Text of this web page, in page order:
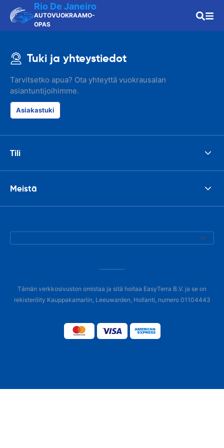
Rio De Janeiro
AUTOVUOKRAAMO-
OPAS
Tuki ja yhteystiedot
Tarvitsetko apua? Ota yhteyttä vuokrausalan
asiantuntijoihimme.
Asiakastuki
Tili
Meistä
Tämän verkkosivuston omistaa ja sitä hoitaa EasyTerra B.V. ja se on
rekisteröity Kauppakamariin, Leeuwarden, Hollanti, numero 01104443